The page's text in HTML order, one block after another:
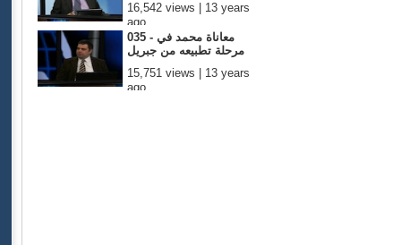
16,542 views | 13 years
ago
035 - معاناة محمد في
مرحلة تطبيعه من جبريل
15,751 views | 13 years
ago